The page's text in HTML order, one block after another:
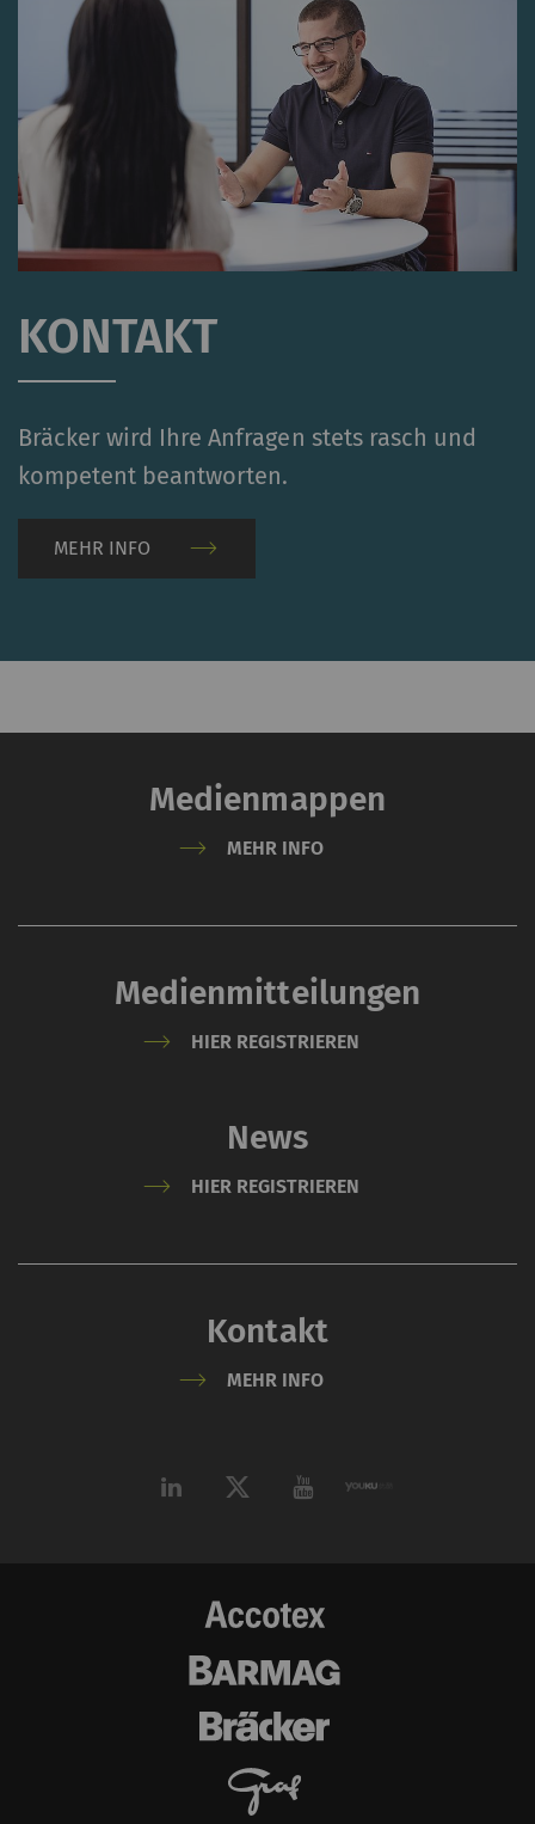
KONTAKT
Bräcker wird Ihre Anfragen stets rasch und
kompetent beantworten.
MEHR INFO
Medienmappen
MEHR INFO
Medienmitteilungen
HIER REGISTRIEREN
News
HIER REGISTRIEREN
Kontakt
MEHR INFO